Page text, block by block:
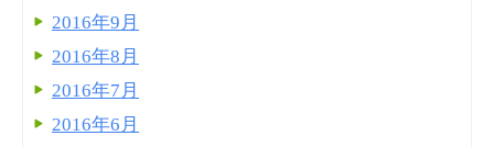
2016年9月
2016年8月
2016年7月
2016年6月